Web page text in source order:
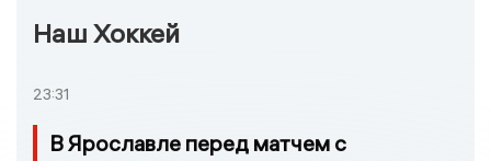
Наш Хоккей
23:31
В Ярославле перед матчем с